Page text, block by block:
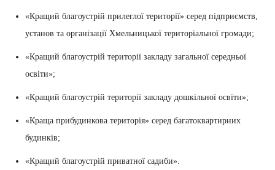
«Кращий благоустрій прилеглої території» серед підприємств,
установ та організації Хмельницької територіальної громади;
«Кращий благоустрій території закладу загальної середньої
освіти»;
«Кращий благоустрій території закладу дошкільної освіти»;
«Краща прибудинкова територія» серед багатоквартирних
будинків;
«Кращий благоустрій приватної садиби».